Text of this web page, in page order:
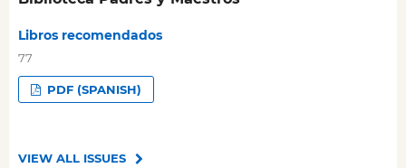
Libros recomendados
77
PDF (SPANISH)
VIEW ALL ISSUES